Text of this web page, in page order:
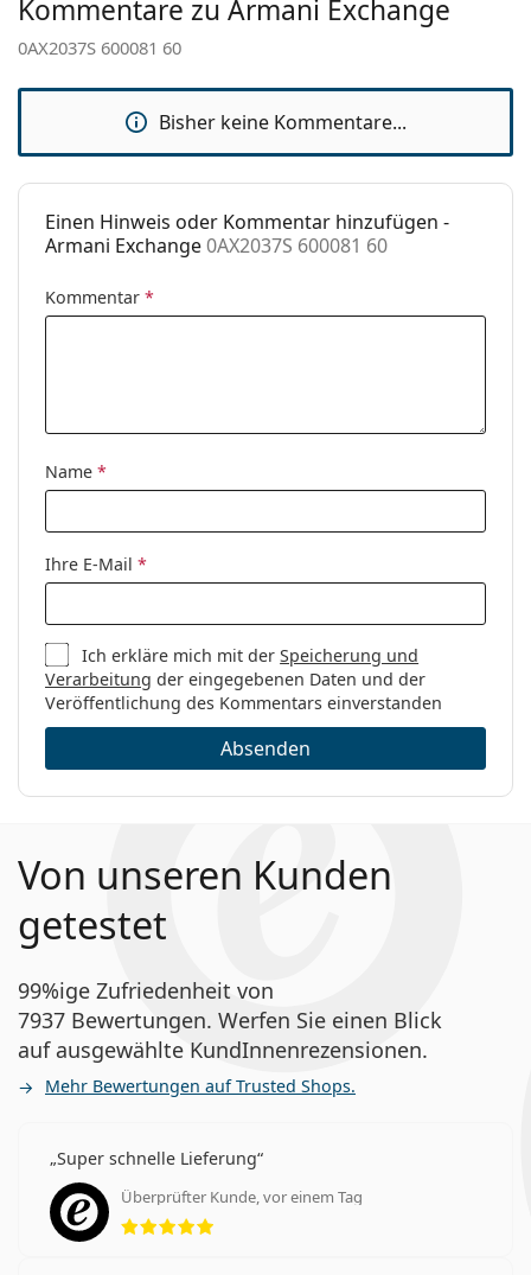
Marke:
Armani Exchange
Verwendung:
Code:
0AX2037S 600081 60
Kommentare zu Armani Exchange
0AX2037S 600081 60
Bisher keine Kommentare...
Einen Hinweis oder Kommentar hinzufügen -
Armani Exchange0AX2037S 600081 60
Kommentar *
Name *
Ihre E-Mail *
Ich erkläre mich mit derSpeicherung und
Verarbeitung der eingegebenen Daten und der
Veröffentlichung des Kommentars einverstanden
Absenden
Von unseren Kunden
getestet
99%ige Zufriedenheit von
7937 Bewertungen. Werfen Sie einen Blick
auf ausgewählte KundInnenrezensionen.
Mehr Bewertungen auf Trusted Shops.
Super schnelle Lieferung
Überprüfter Kunde, vor einem Tag
Bewertung 5 aus 5